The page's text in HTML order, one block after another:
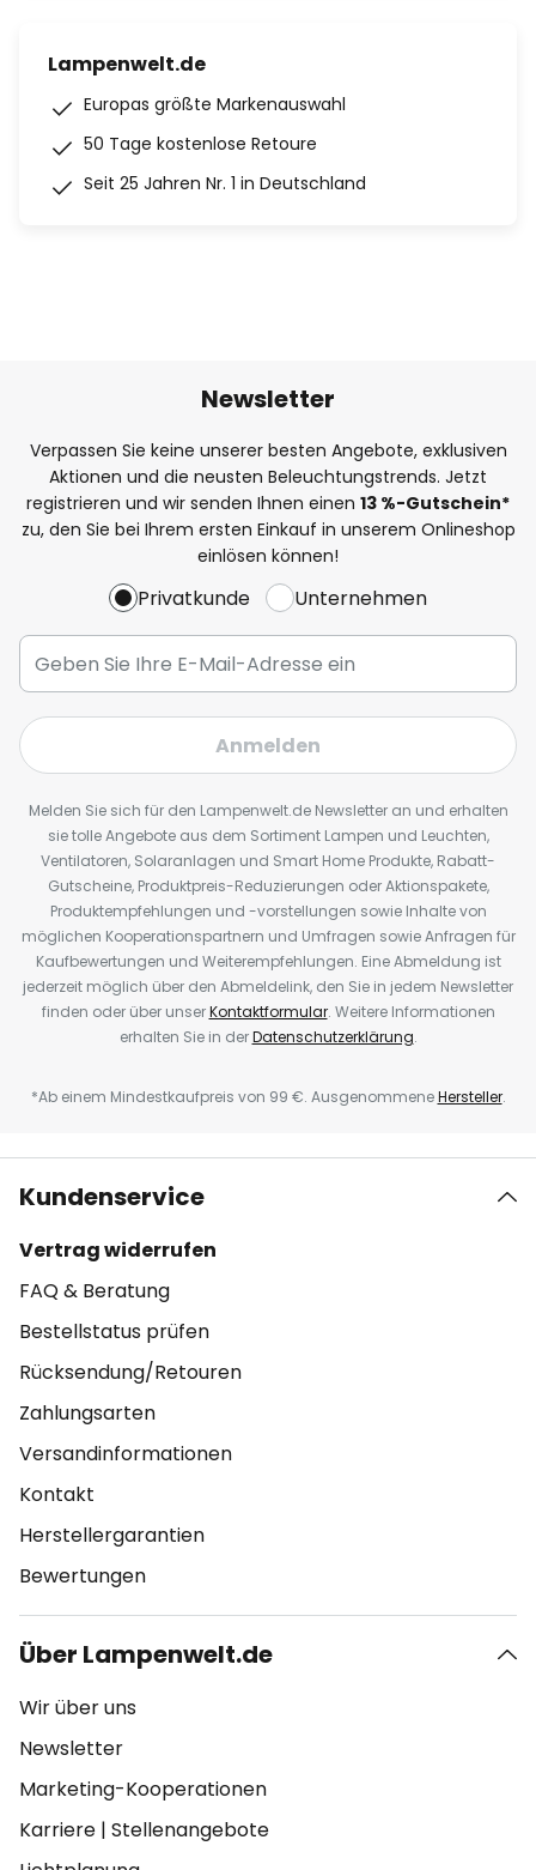
Lampenwelt.de
Europas größte Markenauswahl
50 Tage kostenlose Retoure
Seit 25 Jahren Nr. 1 in Deutschland
Newsletter
Verpassen Sie keine unserer besten Angebote, exklusiven
Aktionen und die neusten Beleuchtungstrends. Jetzt
registrieren und wir senden Ihnen einen 13 %-Gutschein*
zu, den Sie bei Ihrem ersten Einkauf in unserem Onlineshop
einlösen können!
Privatkunde Unternehmen
Anmelden
Melden Sie sich für den Lampenwelt.de Newsletter an und erhalten
sie tolle Angebote aus dem Sortiment Lampen und Leuchten,
Ventilatoren, Solaranlagen und Smart Home Produkte, Rabatt-
Gutscheine, Produktpreis-Reduzierungen oder Aktionspakete,
Produktempfehlungen und -vorstellungen sowie Inhalte von
möglichen Kooperationspartnern und Umfragen sowie Anfragen für
Kaufbewertungen und Weiterempfehlungen. Eine Abmeldung ist
jederzeit möglich über den Abmeldelink, den Sie in jedem Newsletter
finden oder über unserKontaktformular. Weitere Informationen
erhalten Sie in derDatenschutzerklärung.
*Ab einem Mindestkaufpreis von 99 €. AusgenommeneHersteller.
Kundenservice
Vertrag widerrufen
FAQ & Beratung
Bestellstatus prüfen
Rücksendung/Retouren
Zahlungsarten
Versandinformationen
Kontakt
Herstellergarantien
Bewertungen
Über Lampenwelt.de
Wir über uns
Newsletter
Marketing-Kooperationen
Karriere | Stellenangebote